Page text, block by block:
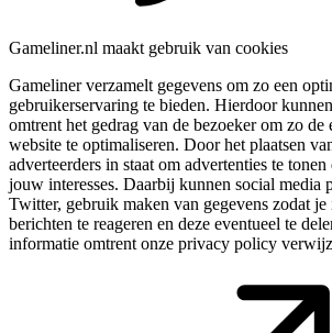
Gameliner.nl maakt gebruik van cookies
Gameliner verzamelt gegevens om zo een
gebruikerservaring te bieden. Hierdoor
omtrent het gedrag van de bezoeker om zo de
website te optimaliseren. Door het plaatsen
adverteerders in staat om advertenties te
jouw interesses. Daarbij kunnen social media
Twitter, gebruik maken van gegevens zodat je
berichten te reageren en deze eventueel te
informatie omtrent onze privacy policy